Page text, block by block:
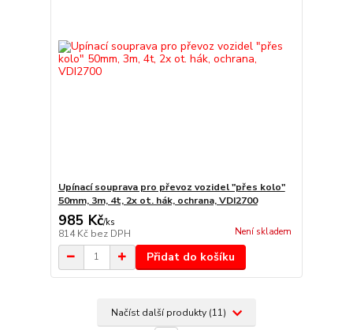
Upínací souprava pro převoz vozidel "přes kolo"
50mm, 3m, 4t, 2x ot. hák, ochrana, VDI2700
985 Kč/ks
814 Kč bez DPH Není skladem
Přidat do košíku
Načíst další produkty (11)